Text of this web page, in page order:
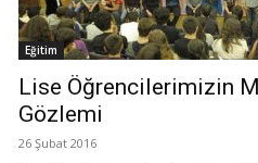
Eğitim
Lise Öğrencilerimizin
Gözlemi
26 Şubat 2016